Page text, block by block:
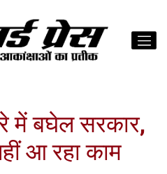
में बघेल सरकार,
आ रहा काम